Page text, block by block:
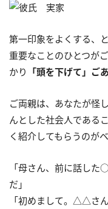
第一印象をよくする、
重要なことのひとつが
かり 「頭を下げて」ご
ご両親は、あなたが怪
んとした社会人である
く紹介してもらうのがベ
「母さん、前に話し
だ」
「初めまして。△△さ